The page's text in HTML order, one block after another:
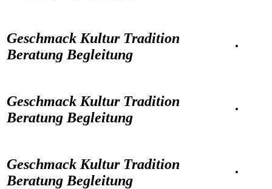
Geschmack Kultur Tradition
Beratung Begleitung
·
Geschmack Kultur Tradition
Beratung Begleitung
·
Geschmack Kultur Tradition
Beratung Begleitung
·